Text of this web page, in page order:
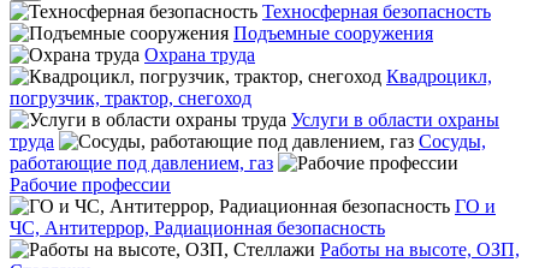
Техносферная безопасность
Подъемные сооружения
Охрана труда
Квадроцикл,
погрузчик, трактор, снегоход
Услуги в области охраны
труда
Сосуды,
работающие под давлением, газ
Рабочие профессии
ГО и
ЧС, Антитеррор, Радиационная безопасность
Работы на высоте, ОЗП,